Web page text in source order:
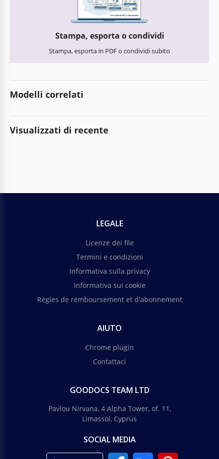
Stampa, esporta o condividi
Stampa, esporta in PDF o condividi subito
Modelli correlati
Visualizzati di recente
LEGALE
Licenze dei file
Termini e condizioni
Informativa sulla privacy
Informativa sui cookie
Règles de remboursement et d'abonnement
AIUTO
Chrome plugin
Contattaci
GOODOCS TEAM LTD
Pavlou Nirvana, 4 Alpha Tower, of. 11,
Limassol, Cyprus
SOCIAL MEDIA